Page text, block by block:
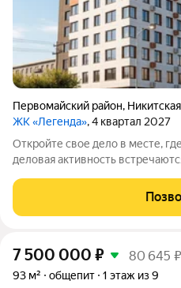
Первомайский район,
ЖК «Легенда», 4 квартал 2027
Откройте свое дело в месте,
деловая активность
архитектурный объект в центре
платежеспособная и благодарная
7 500 000 ₽ 80 645
93 м² общепит 1 этаж из 9